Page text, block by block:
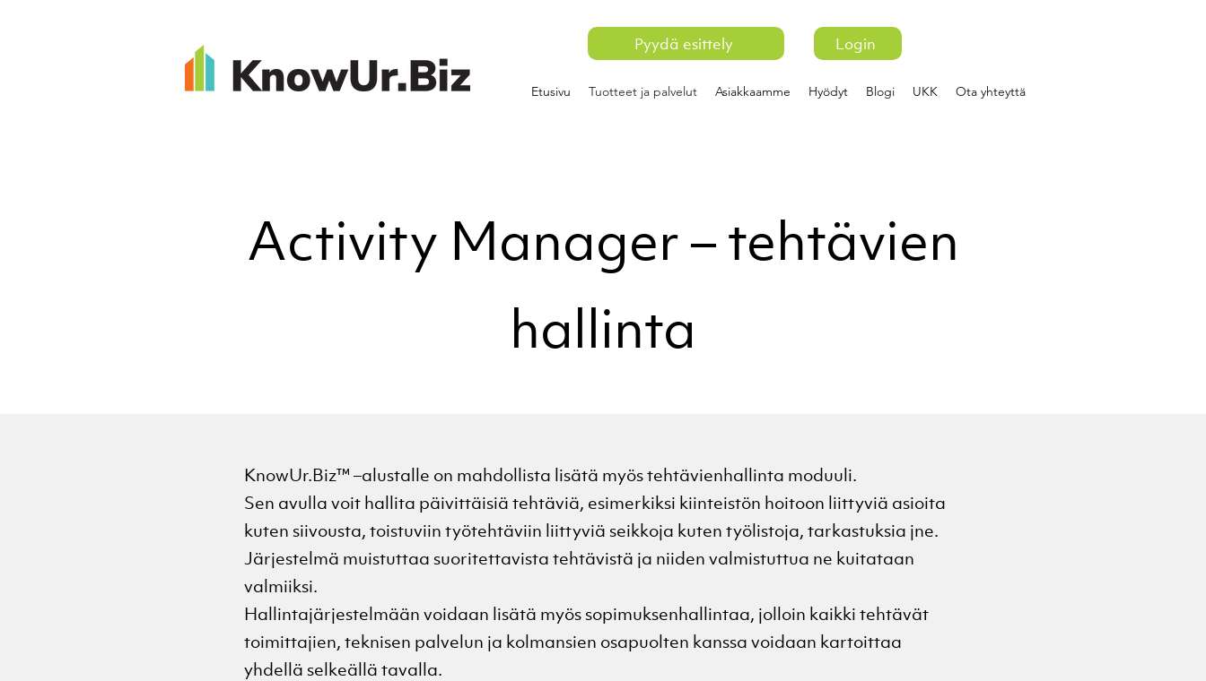
Pyydä esittely Login
Etusivu Tuotteet ja palvelut Asiakkaamme Hyödyt Blogi UKK Ota yhteyttä
Activity Manager – tehtävien
hallinta
KnowUr.Biz™ –alustalle on mahdollista lisätä myös tehtävienhallinta moduuli.
Sen avulla voit hallita päivittäisiä tehtäviä, esimerkiksi kiinteistön hoitoon liittyviä asioita
kuten siivousta, toistuviin työtehtäviin liittyviä seikkoja kuten työlistoja, tarkastuksia jne.
Järjestelmä muistuttaa suoritettavista tehtävistä ja niiden valmistuttua ne kuitataan
valmiiksi.
Hallintajärjestelmään voidaan lisätä myös sopimuksenhallintaa, jolloin kaikki tehtävät
toimittajien, teknisen palvelun ja kolmansien osapuolten kanssa voidaan kartoittaa
yhdellä selkeällä tavalla.